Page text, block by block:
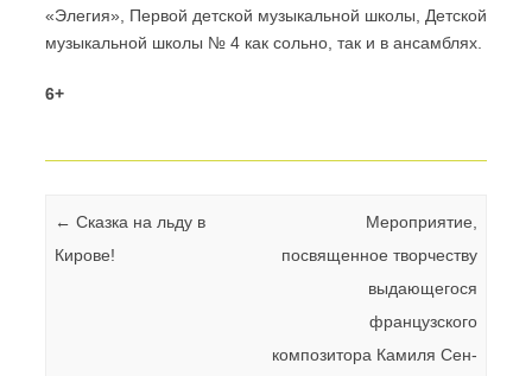
«Элегия», Первой детской музыкальной школы, Детской
музыкальной школы № 4 как сольно, так и в ансамблях.
6+
Навигация по записям
← Сказка на льду в
Кирове!
Мероприятие,
посвященное творчеству
выдающегося
французского
композитора Камиля Сен-